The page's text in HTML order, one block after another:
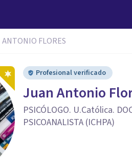
ANTONIO FLORES
Profesional verificado
Juan Antonio
PSICÓLOGO. U.Católica.
PSICOANALISTA (ICHPA)